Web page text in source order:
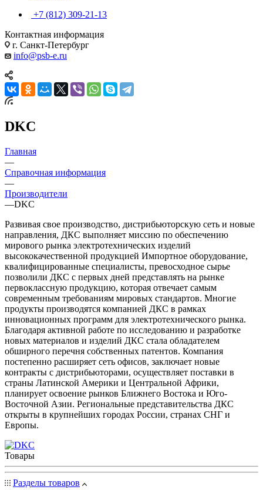
+7 (812) 309-21-13
Контактная информация
г. Санкт-Петербург
info@psb-e.ru
DKC
Главная
—
Справочная информация
—
Производители
—DKC
Развивая свое производство, дистрибьюторскую сеть и новые
направления, ДКС выполняет миссию по обеспечению
мирового рынка электротехнических изделий
высококачественной продукцией Импортное оборудование,
квалифицированные специалисты, превосходное сырье
позволили ДКС с первых дней представлять на рынке
первоклассную продукцию, которая отвечает самым
современным требованиям мировых стандартов. Многие
продукты производятся компанией ДКС в рамках
инновационных программ для электротехнического рынка.
Благодаря активной работе по исследованию и разработке
новых материалов и изделий ДКС стала обладателем
обширного перечня собственных патентов. Компания
постепенно расширяет сеть офисов, заключает новые
контракты с дистрибьюторами, осуществляет поставки в
страны Латинской Америки и Центральной Африки,
планирует освоение рынков Ближнего Востока и Юго-
Восточной Азии. Региональные представительства ДКС
открыты в крупнейших городах России, странах СНГ и
Европы.
Товары
Разделы товаров